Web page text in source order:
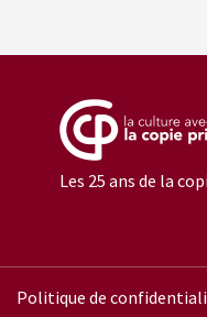
Les 25 ans de la
Politique de